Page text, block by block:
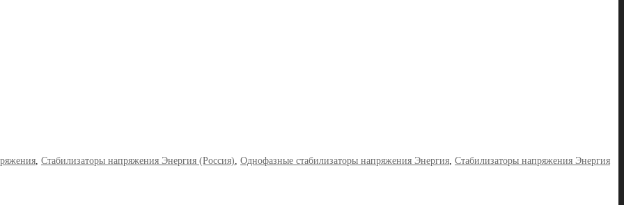
Стабилизаторы напряжения Энергия (Россия) Однофазные стабилизаторы напряжения Энергия Стабилизаторы напряжения Энергия